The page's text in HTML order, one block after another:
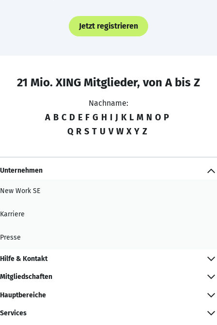
Jetzt registrieren
21 Mio. XING Mitglieder, von A bis Z
Nachname:
A B C D E F G H I J K L M N O P
Q R S T U V W X Y Z
Unternehmen
New Work SE
Karriere
Presse
Hilfe & Kontakt
Mitgliedschaften
Hauptbereiche
Services